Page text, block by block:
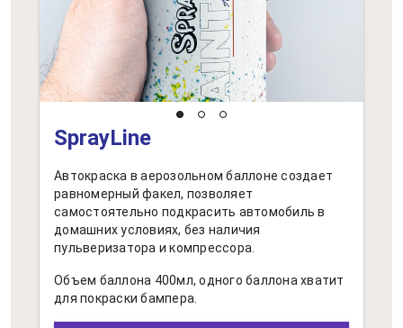
SprayLine
Автокраска в аерозольном баллоне создает
равномерный факел, позволяет
самостоятельно подкрасить автомобиль в
домашних условиях, без наличия
пульверизатора и компрессора.
Объем баллона 400мл, одного баллона хватит
для покраски бампера.